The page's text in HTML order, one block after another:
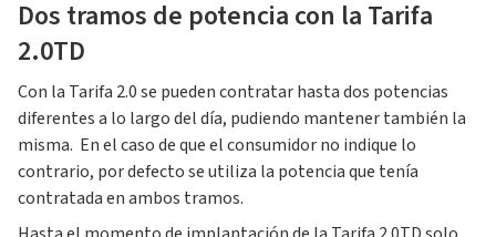
Dos tramos de potencia con la Tarifa
2.0TD
Con la Tarifa 2.0 se pueden contratar hasta dos potencias
diferentes a lo largo del día, pudiendo mantener también la
misma. En el caso de que el consumidor no indique lo
contrario, por defecto se utiliza la potencia que tenía
contratada en ambos tramos.